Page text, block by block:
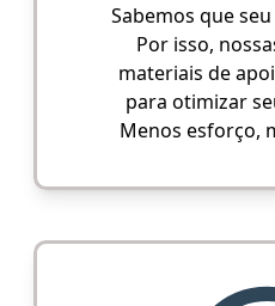
Sabemos que
Por isso,
materiais de
para otimizar
Menos esforço,